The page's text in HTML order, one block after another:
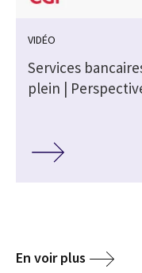
VIDÉO
Services
plein |
En voir plus